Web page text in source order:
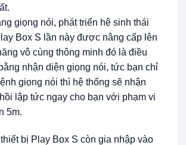
giọng nói, phát triển hệ sinh thái
Box S lần này được nâng cấp lên
vô cùng thông minh đó là điều
nhận diện giọng nói, tức bạn chỉ
giọng nói thì hệ thống sẽ nhận
lập tức ngay cho bạn với phạm vi
5m.
bị Play Box S còn gia nhập vào